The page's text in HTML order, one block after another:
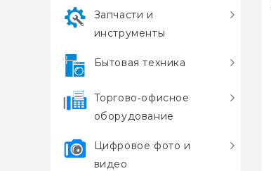
Запчасти и
инструменты
Бытовая техника
Торгово‑офисное
оборудование
Цифровое фото и
видео